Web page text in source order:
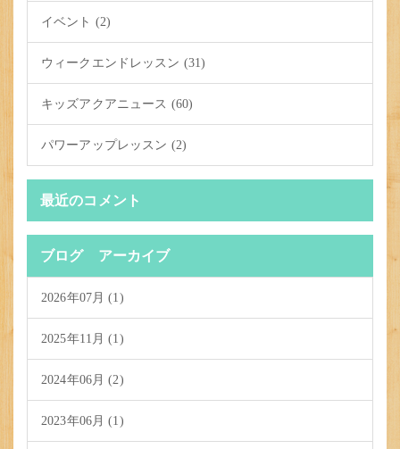
イベント (2)
ウィークエンドレッスン (31)
キッズアクアニュース (60)
パワーアップレッスン (2)
最近のコメント
ブログ アーカイブ
2026年07月 (1)
2025年11月 (1)
2024年06月 (2)
2023年06月 (1)